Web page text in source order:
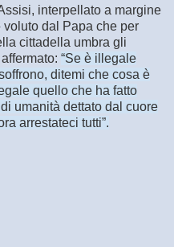
interpellato a margine
dal Papa che per
cittadella umbra gli
“Se è illegale
ditemi che cosa è
quello che ha fatto
umanità dettato dal cuore
arrestateci tutti”.